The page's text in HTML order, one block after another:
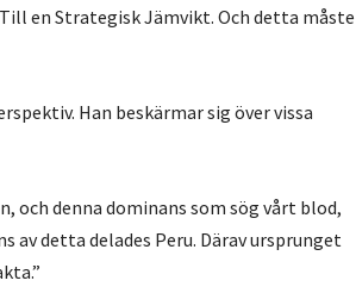
en Strategisk Jämvikt. Och detta måste
Han beskärmar sig över vissa
och denna dominans som sög vårt blod,
av detta delades Peru. Därav ursprunget